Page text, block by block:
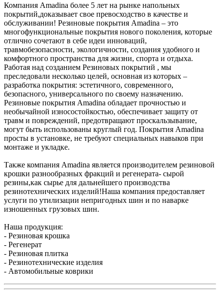
Компания Amadina более 5 лет на рынке напольных
покрытий,доказывает свое превосходство в качестве и
обслуживании! Резиновые покрытия Amadina – это
многофункциональные покрытия нового поколения, которые
отлично сочетают в себе идеи инноваций,
травмобезопасности, экологичности, создания удобного и
комфортного пространства для жизни, спорта и отдыха.
Работая над созданием Резиновых покрытий , мы
преследовали несколько целей, основная из которых –
разработка покрытия: эстетичного, современного,
безопасного, универсального по своему назначению.
Резиновые покрытия Amadina обладает прочностью и
необычайной износостойкостью, обеспечивает защиту от
травм и повреждений, предотвращают проскальзывание,
могут быть использованы круглый год. Покрытия Amadina
просты в установке, не требуют специальных навыков при
монтаже и укладке.
Также компания Amadina является производителем резиновой
крошки разнообразных фракций и регенерата- сырой
резины,как сырье для дальнейшего производства
резинотехнических изделий!Наша компания предоставляет
услуги по утилизации непригодных шин и по наварке
изношенных грузовых шин.
Наша продукция:
- Резиновая крошка
- Регенерат
- Резиновая плитка
- Резинотехнические изделия
- Автомобильные коврики